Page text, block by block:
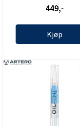
449,-
Kjøp